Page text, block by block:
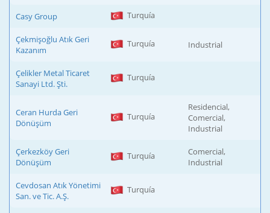
Casy Group Turquía
Çekmişoğlu Atık Geri
Kazanım
Turquía Industrial
Çelikler Metal Ticaret
Sanayi Ltd. Şti.
Turquía
Ceran Hurda Geri
Dönüşüm
Turquía
Residencial,
Comercial,
Industrial
Çerkezköy Geri
Dönüşüm
Turquía
Comercial,
Industrial
Cevdosan Atık Yönetimi
San. ve Tic. A.Ş.
Turquía